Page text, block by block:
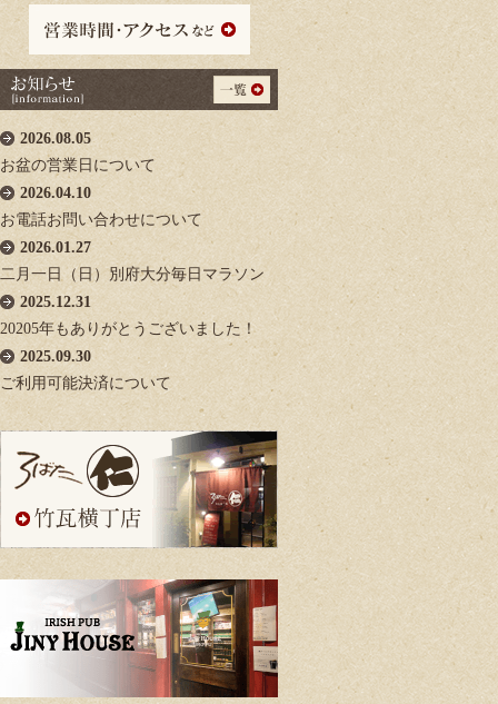
2026.08.05
お盆の営業日について
2026.04.10
お電話お問い合わせについて
2026.01.27
二月一日（日）別府大分毎日マラソン
2025.12.31
20205年もありがとうございました！
2025.09.30
ご利用可能決済について